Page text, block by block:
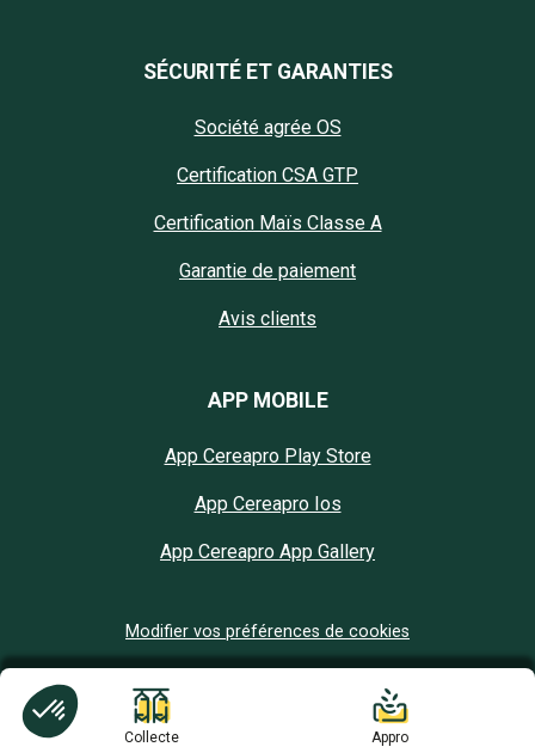
Collecte Appro
SÉCURITÉ ET GARANTIES
Société agrée OS
Certification CSA GTP
Certification Maïs Classe A
Garantie de paiement
Avis clients
APP MOBILE
App Cereapro Play Store
App Cereapro Ios
App Cereapro App Gallery
Modifier vos préférences de cookies